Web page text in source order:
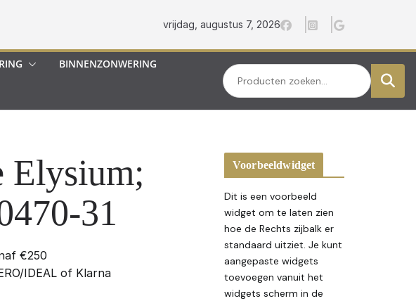
vrijdag, augustus 7, 2026
BINNENZONWERING
Zoeken
Elysium;
31
€250
IDEAL of Klarna
Voorbeeldwidget
Dit is een voorbeeld
widget om te laten zien
hoe de Rechts zijbalk er
standaard uitziet. Je kunt
aangepaste widgets
toevoegen vanuit het
widgets scherm in de